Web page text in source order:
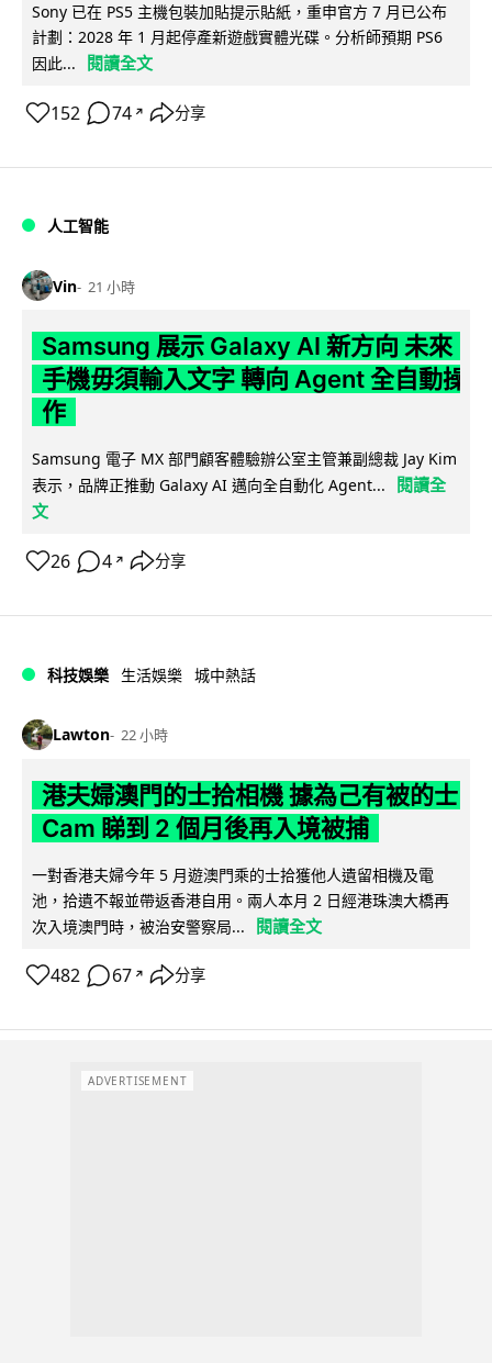
Sony 已在 PS5 主機包裝加貼提示貼紙，重申官方 7 月已公布
計劃：2028 年 1 月起停產新遊戲實體光碟。分析師預期 PS6
因此...
閱讀全文
152 74 ↗ 分享
人工智能
Vin 21 小時
Samsung 展示 Galaxy AI 新方向 未來
手機毋須輸入文字 轉向 Agent 全自動操
作
Samsung 電子 MX 部門顧客體驗辦公室主管兼副總裁 Jay Kim
表示，品牌正推動 Galaxy AI 邁向全自動化 Agent...
閱讀全
文
26 4 ↗ 分享
科技娛樂 生活娛樂 城中熱話
Lawton 22 小時
港夫婦澳門的士拾相機 據為己有被的士
Cam 睇到 2 個月後再入境被捕
一對香港夫婦今年 5 月遊澳門乘的士拾獲他人遺留相機及電
池，拾遺不報並帶返香港自用。兩人本月 2 日經港珠澳大橋再
次入境澳門時，被治安警察局...
閱讀全文
482 67 ↗ 分享
ADVERTISEMENT